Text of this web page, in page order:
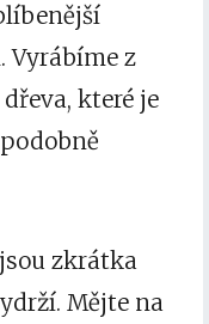
Vyrábíme z
které je
jsou zkrátka
Mějte na